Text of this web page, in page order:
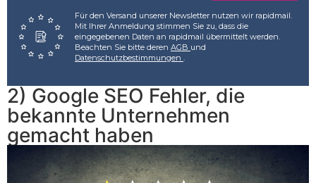
Für den Versand unserer Newsletter nutzen wir rapidmail.
Mit Ihrer Anmeldung stimmen Sie zu, dass die
eingegebenen Daten an rapidmail übermittelt werden.
Beachten Sie bitte deren AGB und
Datenschutzbestimmungen .
2) Google SEO Fehler, die
bekannte Unternehmen
gemacht haben